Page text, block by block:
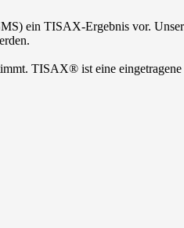
ein TISAX-Ergebnis vor.
TISAX® ist eine